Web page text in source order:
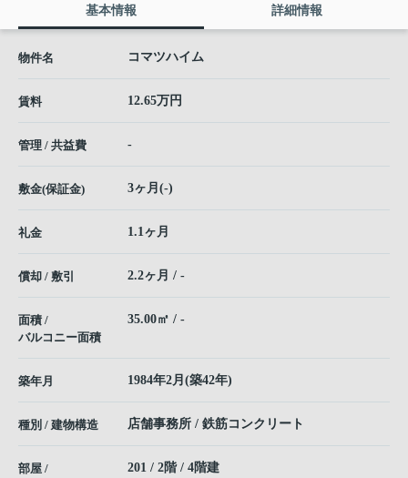
基本情報 詳細情報
物件名 コマツハイム
賃料 12.65万円
管理 / 共益費 -
敷金(保証金) 3ヶ月(-)
礼金 1.1ヶ月
償却 / 敷引 2.2ヶ月 / -
面積 /
バルコニー面積
35.00㎡ / -
築年月 1984年2月(築42年)
種別 / 建物構造 店舗事務所 / 鉄筋コンクリート
部屋 /
201 / 2階 / 4階建